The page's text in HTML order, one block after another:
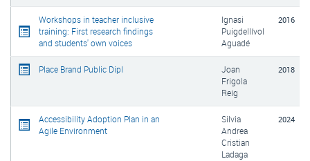
Workshops in teacher inclusive
training: First research findings
and students' own voices
Ignasi
Puigdellívol
Aguadé
2016
Place Brand Public Dipl
Joan
Frigola
Reig
2018
Accessibility Adoption Plan in an
Agile Environment
Silvia
Andrea
Cristian
Ladaga
2024